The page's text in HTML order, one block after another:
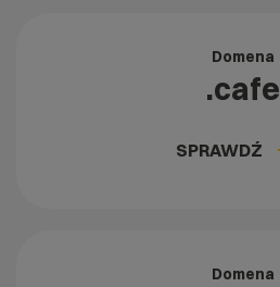
Domena
.cafe
SPRAWDŹ
Domena